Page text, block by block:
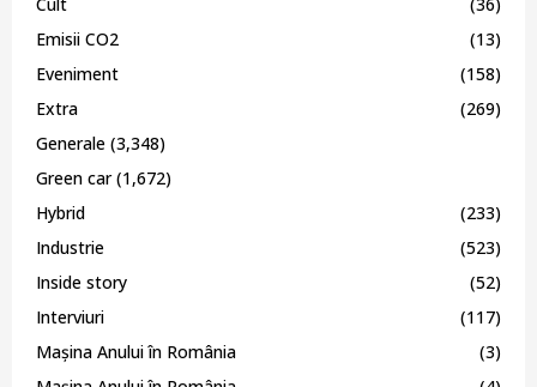
Emisii CO2
(13)
Eveniment
(158)
Extra
(269)
Generale (3,348)
Green car(1,672)
Hybrid
(233)
Industrie
(523)
Inside story
(52)
Interviuri
(117)
Mașina Anului în România
(3)